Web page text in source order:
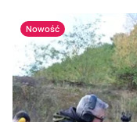
Nowość